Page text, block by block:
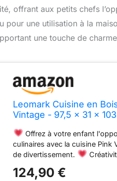
offrant aux petits chefs
pour une utilisation à la
une touche de
Leomark Cuisine en
Vintage - 97,5 x 31 x
Chef,Offrez à votre enfant
culinaires avec la cuisine
de divertissement.
rôle d'un petit chef, les
124,90 €